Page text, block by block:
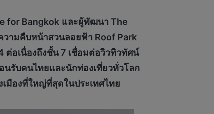
for Bangkok และผู้พัฒนา The
วามคืบหน้าสวนลอยฟ้า Roof Park
อเนื่องถึงชั้น 7 เชื่อมต่อวิวทิวทัศน์
รับคนไทยและนักท่องเที่ยวทั่วโลก
มืองที่ใหญ่ที่สุดในประเทศไทย